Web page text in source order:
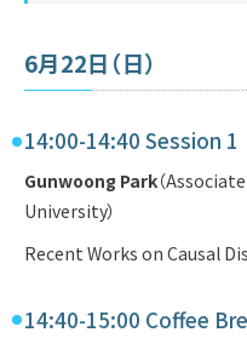
6月22日（日）
14:00-14:40 Session 1
Gunwoong Park（
University）
Recent Works on Causal
14:40-15:00 Coffee